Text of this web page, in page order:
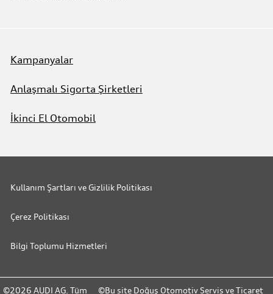
Kampanyalar
Anlaşmalı Sigorta Şirketleri
İkinci El Otomobil
Kullanım Şartları ve Gizlilik Politikası
Çerez Politikası
Bilgi Toplumu Hizmetleri
©2026 AUDI AG. Tüm ©Bu site Doğuş Otomotiv Servis ve Ticaret